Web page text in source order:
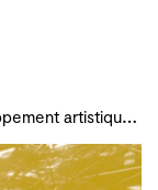
C
oncert, En famille, Développement artistique et culturel des territoires, Actions culturelles, B!ME 2024